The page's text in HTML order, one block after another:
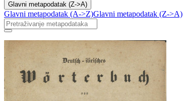
Glavni metapodatak (Z->A)
Glavni metapodatak (A->Z)Glavni metapodatak (Z->A)